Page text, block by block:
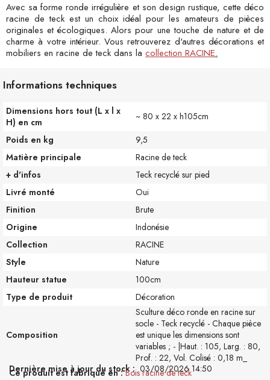
Avec sa forme ronde irrégulière et son design rustique, cette déco
racine de teck est un choix idéal pour les amateurs de pièces
originales et écologiques. Alors pour une touche de nature et de
charme à votre intérieur. Vous retrouverez d'autres décorations et
mobiliers en racine de teck dans la collection RACINE.
Informations techniques
Dimensions hors tout (L x l x
H) en cm
~ 80 x 22 x h105cm
Poids en kg
9,5
Matière principale
Racine de teck
+ d'infos
Teck recyclé sur pied
Livré monté
Oui
Finition
Brute
Origine
Indonésie
Collection
RACINE
Style
Nature
Hauteur statue
100cm
Type de produit
Décoration
Composition
Sculture déco ronde en racine sur
socle - Teck recyclé - Chaque pièce
est unique les dimensions sont
variables ; - |Haut. : 105, Larg. : 80,
Prof. : 22, Vol. Colisé : 0,18 m_
Dernière mise à jour du stock : 03/08/2026 14:50
Ce produit est fabriqué en Bois racine de teck